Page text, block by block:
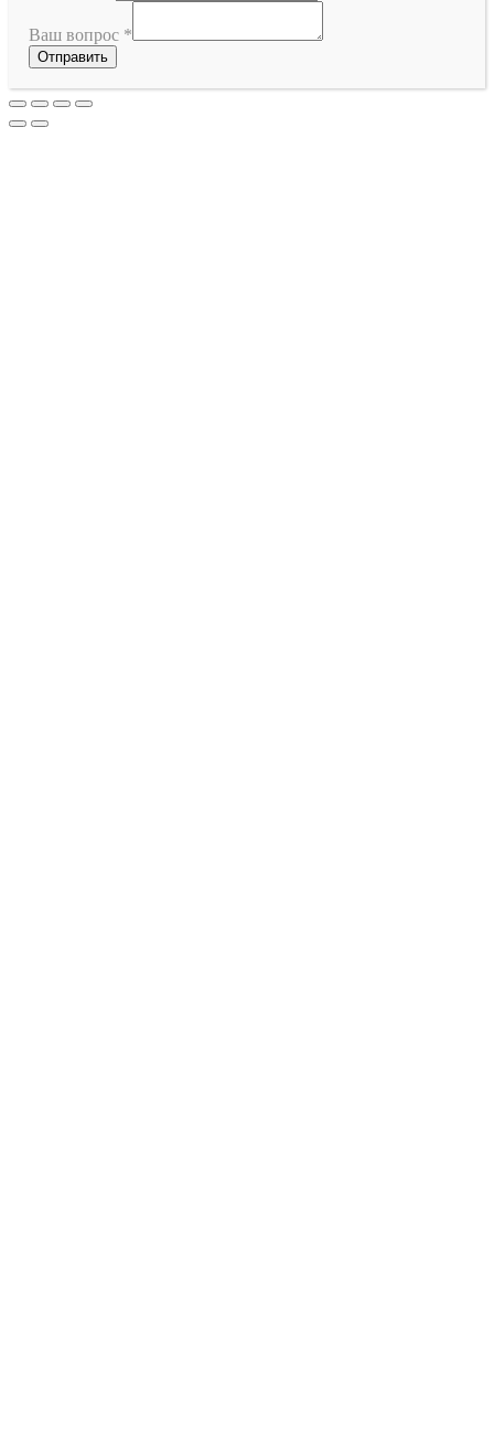
Ваш вопрос *
Отправить